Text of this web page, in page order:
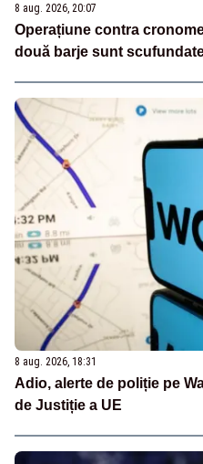
8 aug. 2026, 20:07
Operațiune contra
două barje sunt
8 aug. 2026, 18:31
Adio, alerte de poliție pe
de Justiție a UE